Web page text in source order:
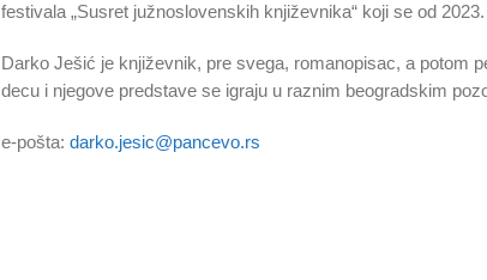
festivala „Susret južnoslovenskih književnika“ koji se od
Darko Ješić je književnik, pre svega, romanopisac, a potom
decu i njegove predstave se igraju u raznim beogradskim
e-pošta: darko.jesic@pancevo.rs